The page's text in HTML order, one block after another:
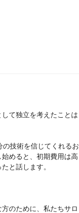
て独立を考えたことは
技術を信じてくれるお
めると、初期費用は高
と話します。
のために、私たちサロ